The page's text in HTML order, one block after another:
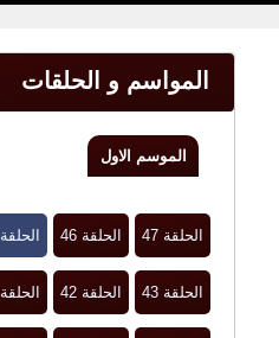
المواسم و الحلقات
الموسم الاول
الحلقة 47 الحلقة 46 الحلقة 45
الحلقة 43 الحلقة 42 الحلقة 41